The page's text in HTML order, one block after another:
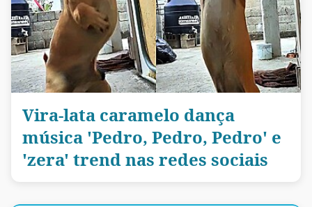
Vira-lata caramelo dança
música 'Pedro, Pedro, Pedro' e
'zera' trend nas redes sociais